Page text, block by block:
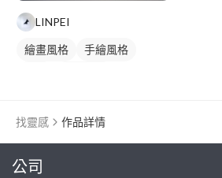
LINPEI
繪畫風格
手繪風格
找靈感 作品詳情
公司繼續完成